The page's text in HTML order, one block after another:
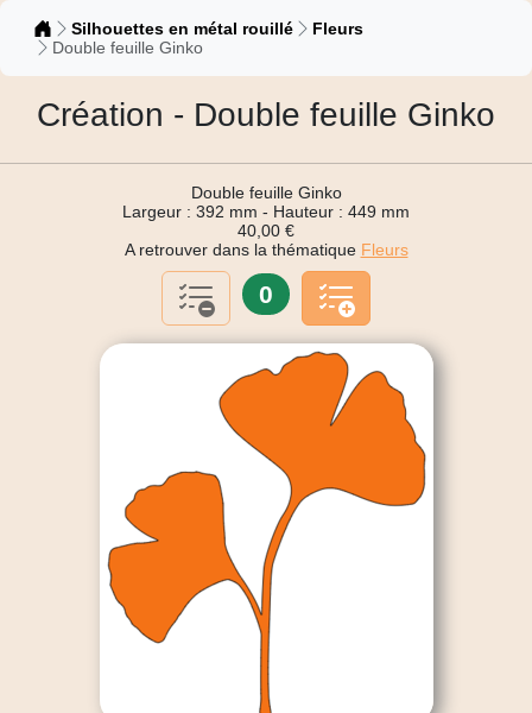
Catalogue
Silhouettes en métal rouillé
Fleurs
Double feuille Ginko
Création - Double feuille Ginko
Double feuille Ginko
Largeur : 392 mm - Hauteur : 449 mm
40,00 €
A retrouver dans la thématique Fleurs
0